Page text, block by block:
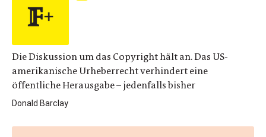
Die Diskussion um das Copyright hält an. Das US-
amerikanische Urheberrecht verhindert eine
öffentliche Herausgabe – jedenfalls bisher
Donald Barclay